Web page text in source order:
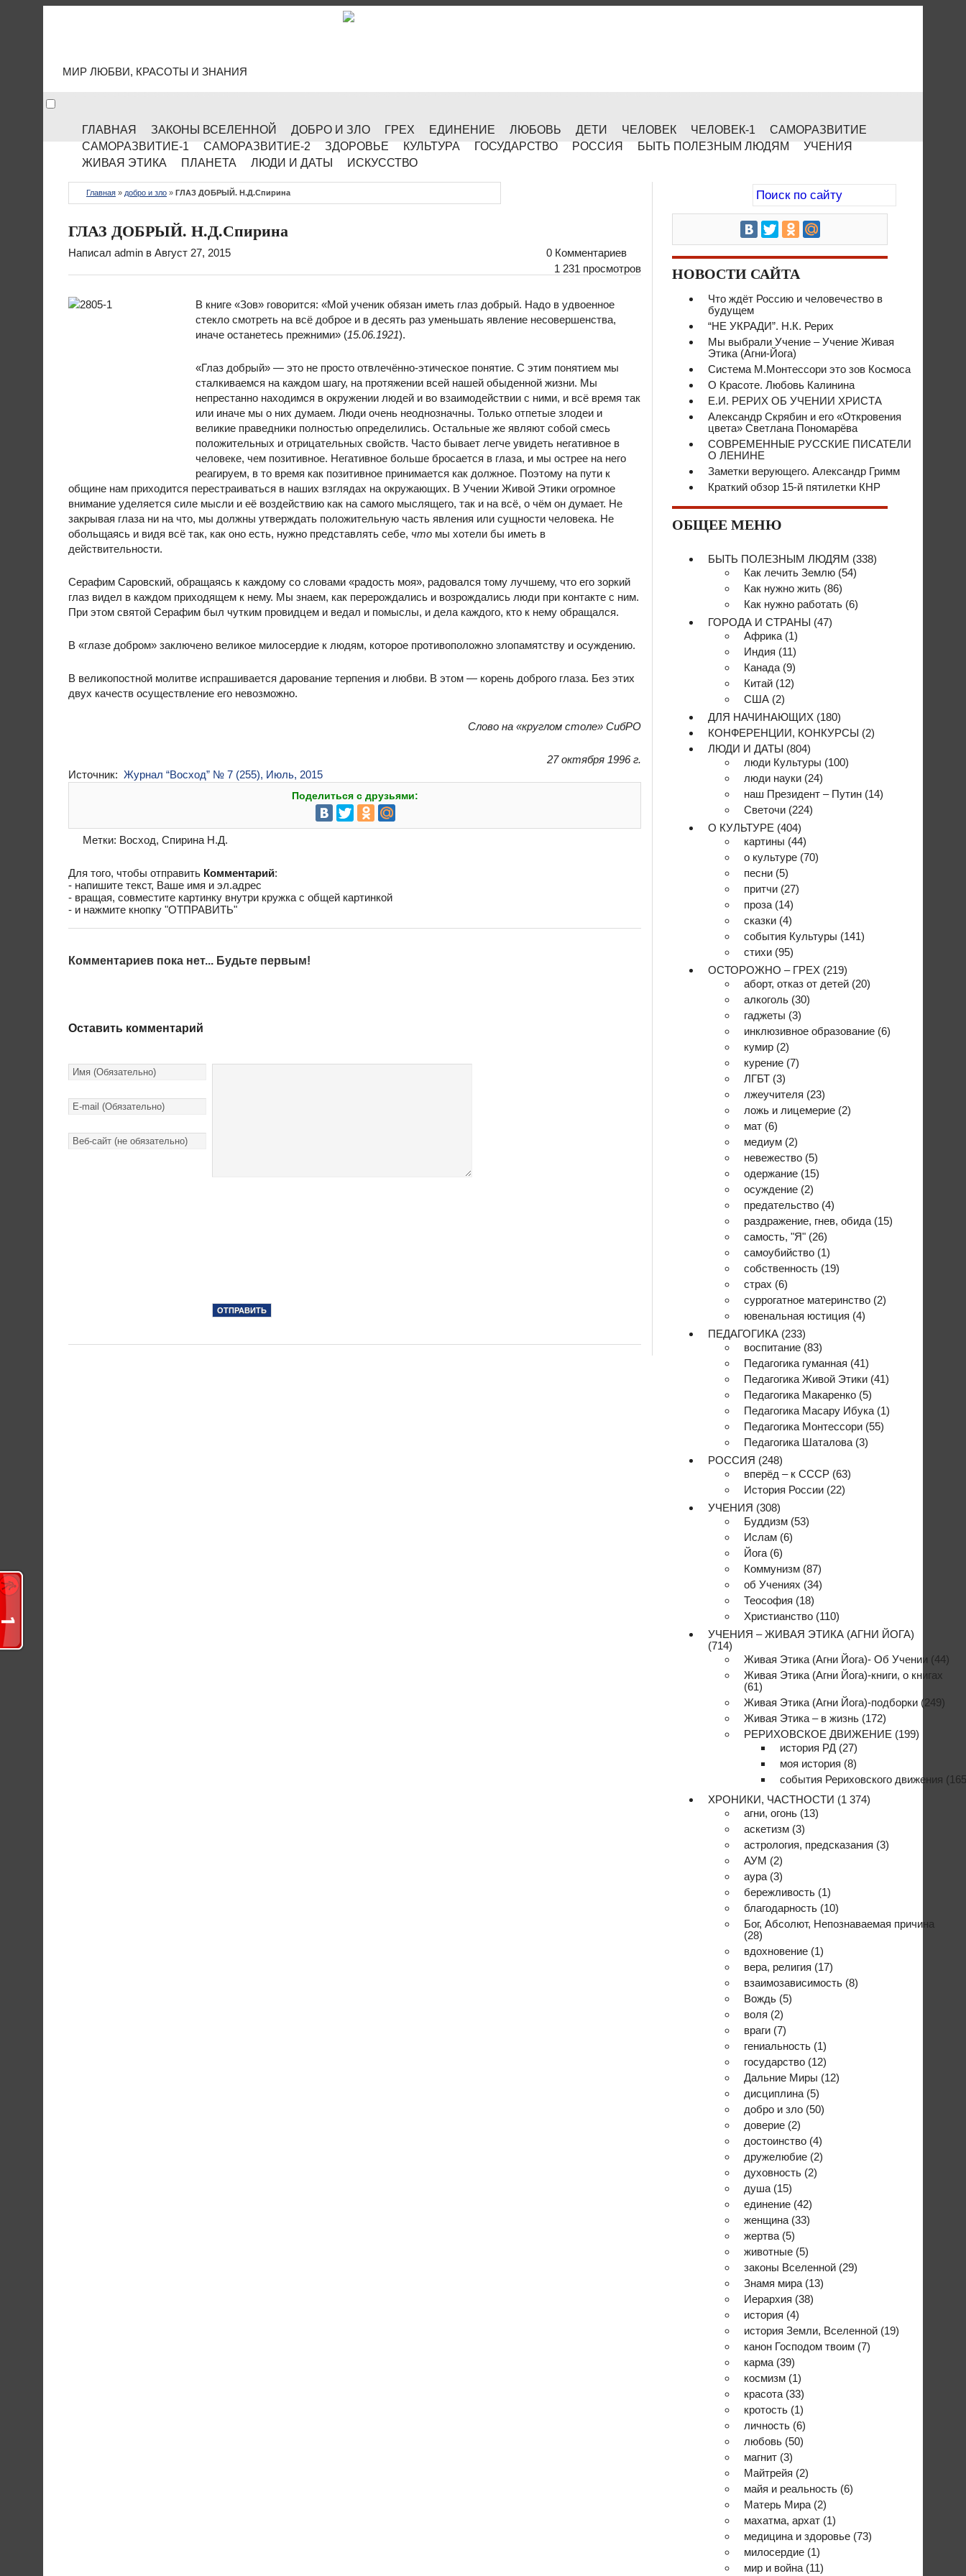
МИР ЛЮБВИ, КРАСОТЫ И ЗНАНИЯ
ГЛАВНАЯ ЗАКОНЫ ВСЕЛЕННОЙ ДОБРО И ЗЛО ГРЕХ ЕДИНЕНИЕ ЛЮБОВЬ ДЕТИ ЧЕЛОВЕК ЧЕЛОВЕК-1
САМОРАЗВИТИЕ
САМОРАЗВИТИЕ-1
САМОРАЗВИТИЕ-2 ЗДОРОВЬЕ КУЛЬТУРА ГОСУДАРСТВО РОССИЯ БЫТЬ ПОЛЕЗНЫМ ЛЮДЯМ
УЧЕНИЯ
ЖИВАЯ ЭТИКА
ПЛАНЕТА ЛЮДИ И ДАТЫ ИСКУССТВО
Главная » добро и зло » ГЛАЗ ДОБРЫЙ. Н.Д.Спирина
ГЛАЗ ДОБРЫЙ. Н.Д.Спирина
Написал admin в Август 27, 2015
0 Комментариев
1 231 просмотров
В книге «Зов» говорится: «Мой ученик обязан иметь глаз добрый. Надо в удвоенное
стекло смот­реть на всё доброе и в десять раз уменьшать явление несовершенства,
иначе останетесь прежними» (15.06.1921).
«Глаз добрый» — это не просто отвлечённо-этическое понятие. С этим понятием мы
сталкиваемся на каждом шагу, на протяжении всей нашей обыденной жизни. Мы
непрестанно находимся в окружении людей и во взаимодействии с ними, и всё время так
или иначе мы о них думаем. Люди очень неоднозначны. Только отпетые злодеи и
великие праведники полностью определились. Остальные же являют собой смесь
положительных и отрицательных свойств. Часто бывает легче увидеть негативное в
человеке, чем позитивное. Негативное больше бросается в глаза, и мы острее на него
реагируем, в то время как позитивное принимается как должное. Поэтому на пути к
общине нам приходится перестраиваться в наших взглядах на окружающих. В Учении Живой Этики огромное
внимание уделяется силе мысли и её воздействию как на самого мыслящего, так и на всё, о чём он думает. Не
закрывая глаза ни на что, мы должны утверждать положительную часть явления или сущности человека. Не
обольщаясь и видя всё так, как оно есть, нужно представлять себе, что мы хотели бы иметь в
действительности.
Серафим Саровский, обращаясь к каждому со словами «радость моя», радовался тому лучшему, что его зоркий
глаз видел в каждом приходящем к нему. Мы знаем, как перерождались и возрождались люди при контакте с ним.
При этом святой Серафим был чутким провидцем и ведал и помыслы, и дела каждого, кто к нему обращался.
В «глазе добром» заключено великое милосердие к людям, которое противоположно злопамятству и осуждению.
В великопостной молитве испрашивается дарование терпения и любви. В этом — корень доброго глаза. Без этих
двух качеств осуществление его невозможно.
Слово на «круглом столе» СибРО
27 октября 1996 г.
Источник: Журнал “Восход” № 7 (255), Июль, 2015
Поделиться с друзьями:
Метки: Восход, Спирина Н.Д.
Для того, чтобы отправить Комментарий:
- напишите текст, Ваше имя и эл.адрес
- вращая, совместите картинку внутри кружка с общей картинкой
- и нажмите кнопку "ОТПРАВИТЬ"
Комментариев пока нет... Будьте первым!
Оставить комментарий
НОВОСТИ САЙТА
Что ждёт Россию и человечество в
будущем
“НЕ УКРАДИ”. Н.К. Рерих
Мы выбрали Учение – Учение Живая
Этика (Агни-Йога)
Система М.Монтессори это зов Космоса
О Красоте. Любовь Калинина
Е.И. РЕРИХ ОБ УЧЕНИИ ХРИСТА
Александр Скрябин и его «Откровения
цвета» Светлана Пономарёва
СОВРЕМЕННЫЕ РУССКИЕ ПИСАТЕЛИ
О ЛЕНИНЕ
Заметки верующего. Александр Гримм
Краткий обзор 15-й пятилетки КНР
ОБЩЕЕ МЕНЮ
БЫТЬ ПОЛЕЗНЫМ ЛЮДЯМ (338)
Как лечить Землю (54)
Как нужно жить (86)
Как нужно работать (6)
ГОРОДА И СТРАНЫ (47)
Африка (1)
Индия (11)
Канада (9)
Китай (12)
США (2)
ДЛЯ НАЧИНАЮЩИХ (180)
КОНФЕРЕНЦИИ, КОНКУРСЫ (2)
ЛЮДИ И ДАТЫ (804)
люди Культуры (100)
люди науки (24)
наш Президент – Путин (14)
Светочи (224)
О КУЛЬТУРЕ (404)
картины (44)
о культуре (70)
песни (5)
притчи (27)
проза (14)
сказки (4)
события Культуры (141)
стихи (95)
ОСТОРОЖНО – ГРЕХ (219)
аборт, отказ от детей (20)
алкоголь (30)
гаджеты (3)
инклюзивное образование (6)
кумир (2)
курение (7)
ЛГБТ (3)
лжеучителя (23)
ложь и лицемерие (2)
мат (6)
медиум (2)
невежество (5)
одержание (15)
осуждение (2)
предательство (4)
раздражение, гнев, обида (15)
самость, "Я" (26)
самоубийство (1)
собственность (19)
страх (6)
суррогатное материнство (2)
ювенальная юстиция (4)
ПЕДАГОГИКА (233)
воспитание (83)
Педагогика гуманная (41)
Педагогика Живой Этики (41)
Педагогика Макаренко (5)
Педагогика Масару Ибука (1)
Педагогика Монтессори (55)
Педагогика Шаталова (3)
РОССИЯ (248)
вперёд – к СССР (63)
История России (22)
УЧЕНИЯ (308)
Буддизм (53)
Ислам (6)
Йога (6)
Коммунизм (87)
об Учениях (34)
Теософия (18)
Христианство (110)
УЧЕНИЯ – ЖИВАЯ ЭТИКА (АГНИ ЙОГА)
(714)
Живая Этика (Агни Йога)- Об Учении (44)
Живая Этика (Агни Йога)-книги, о книгах
(61)
Живая Этика (Агни Йога)-подборки (249)
Живая Этика – в жизнь (172)
РЕРИХОВСКОЕ ДВИЖЕНИЕ (199)
история РД (27)
моя история (8)
события Рериховского движения
ХРОНИКИ, ЧАСТНОСТИ (1 374)
агни, огонь (13)
аскетизм (3)
астрология, предсказания (3)
АУМ (2)
аура (3)
бережливость (1)
благодарность (10)
Бог, Абсолют, Непознаваемая причина
(28)
вдохновение (1)
вера, религия (17)
взаимозависимость (8)
Вождь (5)
воля (2)
враги (7)
гениальность (1)
государство (12)
Дальние Миры (12)
дисциплина (5)
добро и зло (50)
доверие (2)
достоинство (4)
дружелюбие (2)
духовность (2)
душа (15)
единение (42)
женщина (33)
жертва (5)
животные (5)
законы Вселенной (29)
Знамя мира (13)
Иерархия (38)
история (4)
история Земли, Вселенной (19)
канон Господом твоим (7)
карма (39)
космизм (1)
красота (33)
кротость (1)
личность (6)
любовь (50)
магнит (3)
Майтрейя (2)
майя и реальность (6)
Матерь Мира (2)
махатма, архат (1)
медицина и здоровье (73)
милосердие (1)
мир и война (11)